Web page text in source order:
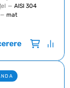
— AISI 304
— mat